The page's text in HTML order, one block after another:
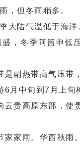
，但冬雨稍多。
大陆气温低于海
，冬季阿留申低
副热带高气压带
月中旬到7月上旬
贵高原东部，使
家雨。华西秋雨。